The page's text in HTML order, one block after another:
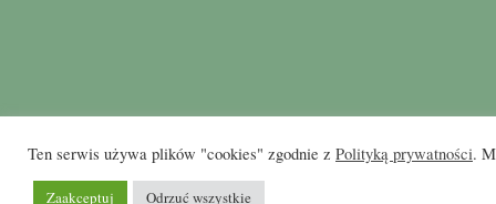
Ten serwis używa plików "cookies" zgodnie z Polityką prywatności.
Zaakceptuj Odrzuć wszystkie